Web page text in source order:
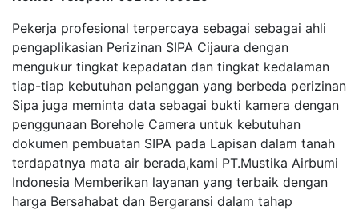
Pekerja profesional terpercaya sebagai sebagai ahli
pengaplikasian Perizinan SIPA Cijaura dengan
mengukur tingkat kepadatan dan tingkat kedalaman
tiap-tiap kebutuhan pelanggan yang berbeda perizinan
Sipa juga meminta data sebagai bukti kamera dengan
penggunaan Borehole Camera untuk kebutuhan
dokumen pembuatan SIPA pada Lapisan dalam tanah
terdapatnya mata air berada,kami PT.Mustika Airbumi
Indonesia Memberikan layanan yang terbaik dengan
harga Bersahabat dan Bergaransi dalam tahap